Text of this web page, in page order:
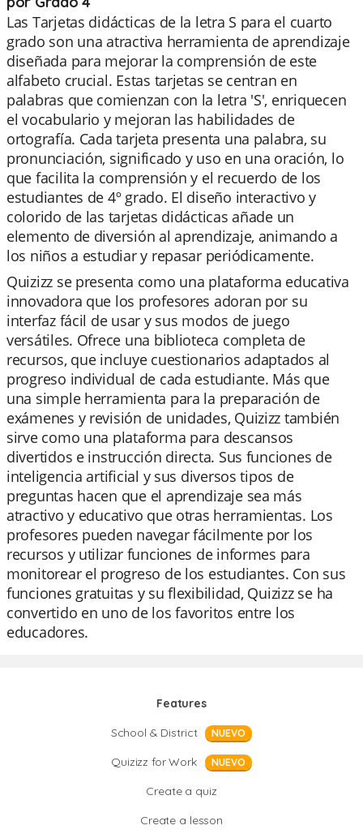
Las Tarjetas didácticas de la letra S para el cuarto
grado son una atractiva herramienta de aprendizaje
diseñada para mejorar la comprensión de este
alfabeto crucial. Estas tarjetas se centran en
palabras que comienzan con la letra 'S', enriquecen
el vocabulario y mejoran las habilidades de
ortografía. Cada tarjeta presenta una palabra, su
pronunciación, significado y uso en una oración, lo
que facilita la comprensión y el recuerdo de los
estudiantes de 4º grado. El diseño interactivo y
colorido de las tarjetas didácticas añade un
elemento de diversión al aprendizaje, animando a
los niños a estudiar y repasar periódicamente.
Quizizz se presenta como una plataforma educativa
innovadora que los profesores adoran por su
interfaz fácil de usar y sus modos de juego
versátiles. Ofrece una biblioteca completa de
recursos, que incluye cuestionarios adaptados al
progreso individual de cada estudiante. Más que
una simple herramienta para la preparación de
exámenes y revisión de unidades, Quizizz también
sirve como una plataforma para descansos
divertidos e instrucción directa. Sus funciones de
inteligencia artificial y sus diversos tipos de
preguntas hacen que el aprendizaje sea más
atractivo y educativo que otras herramientas. Los
profesores pueden navegar fácilmente por los
recursos y utilizar funciones de informes para
monitorear el progreso de los estudiantes. Con sus
funciones gratuitas y su flexibilidad, Quizizz se ha
convertido en uno de los favoritos entre los
educadores.
Features
School & District
NUEVO
Quizizz for Work NUEVO
Create a quiz
Create a lesson